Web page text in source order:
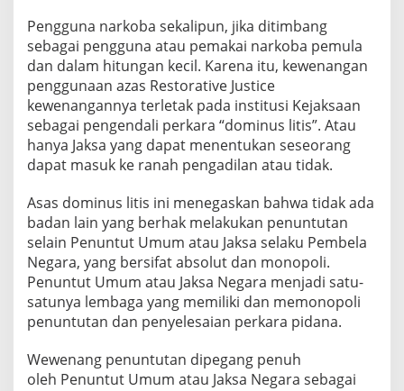
Pengguna narkoba sekalipun, jika ditimbang
sebagai pengguna atau pemakai narkoba pemula
dan dalam hitungan kecil. Karena itu, kewenangan
penggunaan azas Restorative Justice
kewenangannya terletak pada institusi Kejaksaan
sebagai pengendali perkara “dominus litis”. Atau
hanya Jaksa yang dapat menentukan seseorang
dapat masuk ke ranah pengadilan atau tidak.
Asas dominus litis ini menegaskan bahwa tidak ada
badan lain yang berhak melakukan penuntutan
selain Penuntut Umum atau Jaksa selaku Pembela
Negara, yang bersifat absolut dan monopoli.
Penuntut Umum atau Jaksa Negara menjadi satu-
satunya lembaga yang memiliki dan memonopoli
penuntutan dan penyelesaian perkara pidana.
Wewenang penuntutan dipegang penuh
oleh Penuntut Umum atau Jaksa Negara sebagai